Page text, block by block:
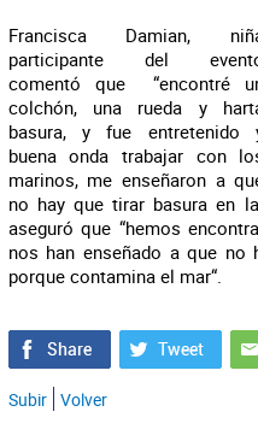
Francisca Damian,
participante del
comentó que “encontré
colchón, una rueda y
basura, y fue entretenido
buena onda trabajar con
marinos, me enseñaron a
no hay que tirar basura en
aseguró que “hemos
nos han enseñado a que no
porque contamina el mar“.
Subir Volver